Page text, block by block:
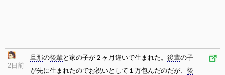
2日前
旦那の後輩と家の子が２ヶ月違いで生まれた。 後輩の子
が先に生まれたのでお祝いとして１万包んだのだが、 後